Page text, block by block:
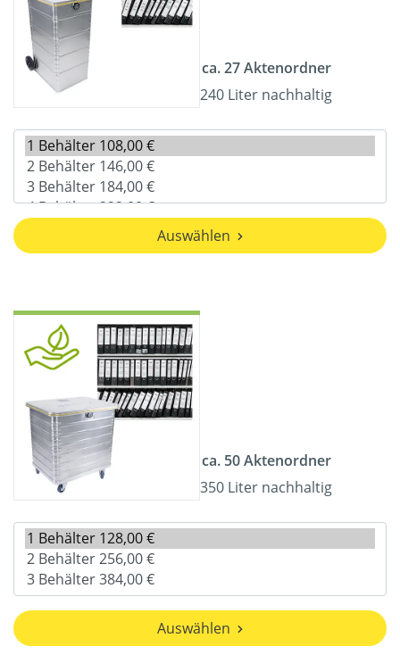
ca. 27 Aktenordner
240 Liter nachhaltig
Auswählen
ca. 50 Aktenordner
350 Liter nachhaltig
Auswählen